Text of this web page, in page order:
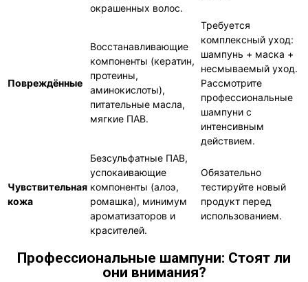
окрашенных волос.
Повреждённые
Восстанавливающие
компоненты (кератин,
протеины,
аминокислоты),
питательные масла,
мягкие ПАВ.
Требуется
комплексный уход:
шампунь + маска +
несмываемый уход.
Рассмотрите
профессиональные
шампуни с
интенсивным
действием.
Чувствительная
кожа
Безсульфатные ПАВ,
успокаивающие
компоненты (алоэ,
ромашка), минимум
ароматизаторов и
красителей.
Обязательно
тестируйте новый
продукт перед
использованием.
Профессиональные шампуни: Стоят ли
они внимания?